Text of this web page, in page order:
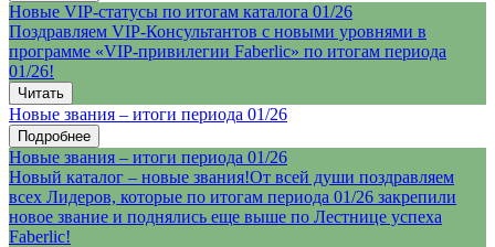
Новые VIP-статусы по итогам каталога 01/26
Поздравляем VIP-Консультантов с новыми уровнями в
программе «VIP-привилегии Faberlic» по итогам периода
01/26!
Читать
Новые звания – итоги периода 01/26
Подробнее
Новые звания – итоги периода 01/26
Новый каталог – новые звания!От всей души поздравляем
всех Лидеров, которые по итогам периода 01/26 закрепили
новое звание и поднялись еще выше по Лестнице успеха
Faberlic!